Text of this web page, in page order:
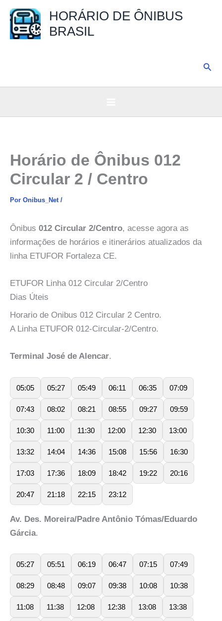
para
HORÁRIO DE ÔNIBUS
BRASIL
Horário de Ônibus 012
Circular 2 / Centro
Por Onibus_Net /
Ônibus 012 Circular 2/Centro, acesse agora as
informações de horários e itinerários atualizados da
linha ETUFOR Fortaleza CE.
ETUFOR Linha 012 Circular 2/Centro
Dias Úteis
Horario de Onibus 012 Circular 2 Centro.
A Linha ETUFOR 012-Circular-2/Centro.
Terminal José de Alencar.
05:05 05:27 05:49 06:11 06:35 07:09
07:43 08:02 08:21 08:55 09:27 09:59
10:30 11:00 11:30 12:00 12:30 13:00
13:32 14:04 14:36 15:08 15:56 16:30
17:03 17:36 18:09 18:42 19:22 20:16
20:47 21:18 22:15 23:12
Av. Des. Moreira/Padre Antônio Tómas/Eduardo
Gárcia.
05:27 05:51 06:19 06:47 07:15 07:49
08:29 08:48 09:07 09:38 10:08 10:38
11:08 11:38 12:08 12:38 13:08 13:38